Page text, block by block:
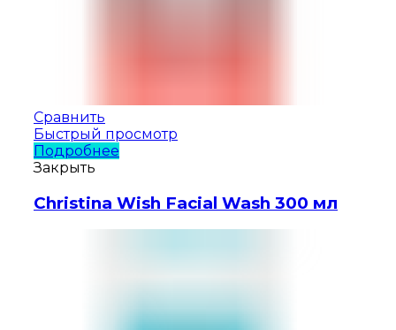
Сравнить
Быстрый просмотр
Подробнее
Закрыть
Christina Wish Facial Wash 300 мл